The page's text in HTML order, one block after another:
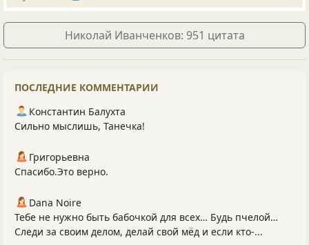
Николай Иванченков: 951 цитата
ПОСЛЕДНИЕ КОММЕНТАРИИ
Константин Балухта
Сильно мыслишь, Танечка!
Григорьевна
Спасибо.Это верно.
Dana Noire
Тебе не нужно быть бабочкой для всех… Будь пчелой…
Следи за своим делом, делай свой мёд и если кто-...